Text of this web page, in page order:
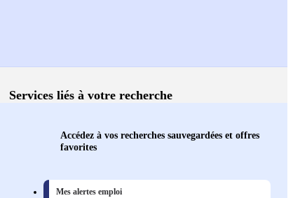
Services liés à votre recherche
Accédez à vos recherches sauvegardées et offres
favorites
Mes alertes emploi